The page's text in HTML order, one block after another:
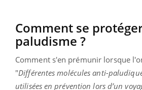
Comment se
paludisme ?
Comment s'en prémunir lorsque
"Différentes molécules anti-
utilisées en prévention lors d’un